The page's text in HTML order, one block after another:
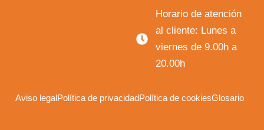
Horario de atención
al cliente: Lunes a
viernes de 9.00h a
20.00h
Aviso legalPolítica de privacidadPolítica de cookiesGlosario